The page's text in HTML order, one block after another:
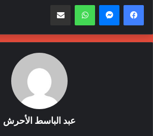
واتساب
عبد الباسط الأحرش